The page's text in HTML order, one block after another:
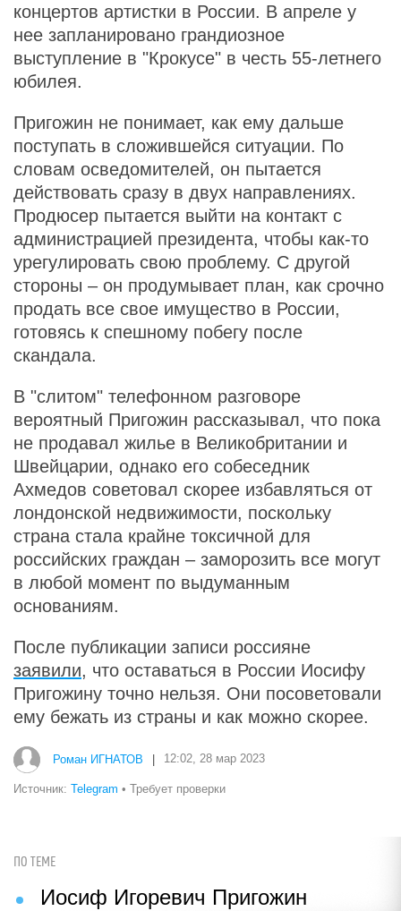
концертов артистки в России. В апреле у
нее запланировано грандиозное
выступление в "Крокусе" в честь 55-летнего
юбилея.
Пригожин не понимает, как ему дальше
поступать в сложившейся ситуации. По
словам осведомителей, он пытается
действовать сразу в двух направлениях.
Продюсер пытается выйти на контакт с
администрацией президента, чтобы как-то
урегулировать свою проблему. С другой
стороны – он продумывает план, как срочно
продать все свое имущество в России,
готовясь к спешному побегу после
скандала.
В "слитом" телефонном разговоре
вероятный Пригожин рассказывал, что пока
не продавал жилье в Великобритании и
Швейцарии, однако его собеседник
Ахмедов советовал скорее избавляться от
лондонской недвижимости, поскольку
страна стала крайне токсичной для
российских граждан – заморозить все могут
в любой момент по выдуманным
основаниям.
После публикации записи россияне
заявили, что оставаться в России Иосифу
Пригожину точно нельзя. Они посоветовали
ему бежать из страны и как можно скорее.
Роман ИГНАТОВ | 12:02, 28 мар 2023
Источник: Telegram • Требует проверки
ПО ТЕМЕ
Иосиф Игоревич Пригожин